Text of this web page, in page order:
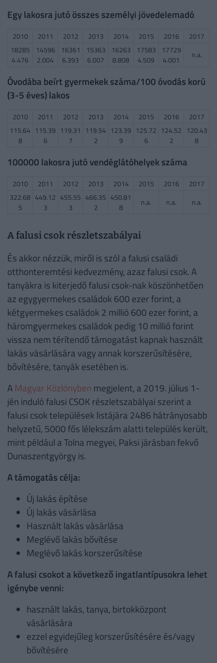
Egy lakosra jutó összes személyi jövedelemadó
2010 2011 2012 2013 2014 2015 2016
2017
18285
4.476
14596
2.004
16361
6.393
15363
6.007
16263
8.808
17583
4.509
17729
4.001
n.a.
Óvodába beírt gyermekek száma/100 óvodás korú
(3-5 éves) lakos
2010 2011 2012 2013 2014 2015 2016
2017
115.64
8
115.39
6
119.31
7
119.54
2
123.39
9
125.72
6
124.52
2
120.43
8
100000 lakosra jutó vendéglátóhelyek száma
2010 2011 2012 2013 2014 2015 2016
2017
322.68
5
449.12
3
455.55
3
466.35
2
450.81
8
n.a. n.a. n.a.
A falusi csok részletszabályai
És akkor nézzük, miről is szól a falusi családi
otthonteremtési kedvezmény, azaz falusi csok. A
tanyákra is kiterjedő falusi csok-nak köszönhetően
az egygyermekes családok 600 ezer forint, a
kétgyermekes családok 2 millió 600 ezer forint, a
háromgyermekes családok pedig 10 millió forint
vissza nem térítendő támogatást kapnak használt
lakás vásárlására vagy annak korszerűsítésére,
bővítésére, tanyák esetében is.
A Magyar Közlönyben megjelent, a 2019. július 1-
jén induló falusi CSOK részletszabályai szerint a
falusi csok települések listájára 2486 hátrányosabb
helyzetű, 5000 fős lélekszám alatti település került,
mint például a Tolna megyei, Paksi járásban fekvő
Dunaszentgyörgy is.
A támogatás célja:
Új lakás építése
Új lakás vásárlása
Használt lakás vásárlása
Meglévő lakás bővítése
Meglévő lakás korszerűsítése
A falusi csokot a következő ingatlantípusokra lehet
igénybe venni:
használt lakás, tanya, birtokközpont
vásárlására
ezzel egyidejűleg korszerűsítésére és/vagy
bővítésére